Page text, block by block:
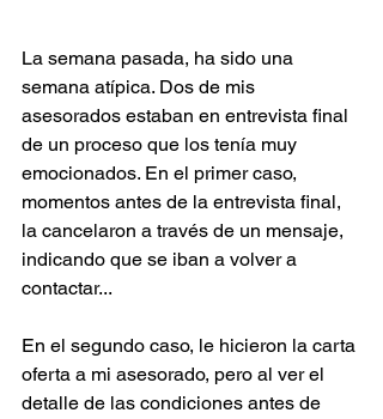
La semana pasada, ha sido una
semana atípica. Dos de mis
asesorados estaban en entrevista final
de un proceso que los tenía muy
emocionados. En el primer caso,
momentos antes de la entrevista final,
la cancelaron a través de un mensaje,
indicando que se iban a volver a
contactar...
En el segundo caso, le hicieron la carta
oferta a mi asesorado, pero al ver el
detalle de las condiciones antes de